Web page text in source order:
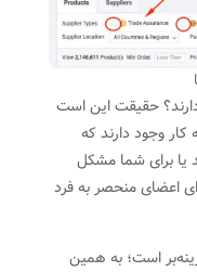
حقیقت این است
وجود دارند که
یا برای شما مشکل
اعضای منحصر به فرد
است؛ به همین